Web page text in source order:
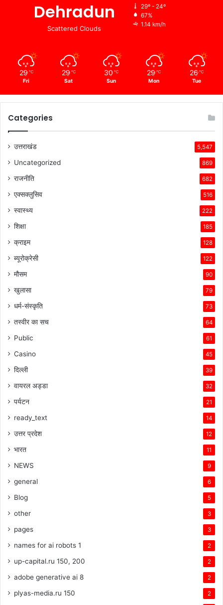
Dehradun
Scattered Clouds
29º - 24º
67%
1.14 km/h
29 ℃
Fri
29 ℃
Sat
30 ℃
Sun
29 ℃
Mon
26 ℃
Tue
Categories
उत्तराखंड 5,547
Uncategorized 869
राजनीति 682
एक्सक्लुसिव 516
स्वास्थ्य 222
शिक्षा 185
क्राइम 128
ब्यूरोक्रेसी 122
मौसम 90
खुलासा 79
धर्म-संस्कृति 73
तस्वीर का सच 64
Public 61
Casino 45
दिल्ली 39
वायरल अड्डा 32
पर्यटन 21
ready_text 14
उत्तर प्रदेश 12
भारत 11
NEWS 9
general 6
Blog 5
other 3
pages 3
names for ai robots 1 2
up-capital.ru 150, 200 2
adobe generative ai 8 2
plyas-media.ru 150 2